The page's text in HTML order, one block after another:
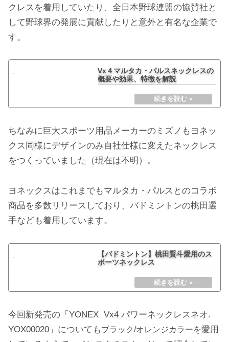
クレスを着用していたり、全日本野球連盟の協賛社と
して野球界の発展に貢献したりと意外と有名な企業で
す。
Vx４マルタカ・パルスネックレスの
概要や効果、特徴を解説
ちなみに巨大スポーツ用品メーカーのミズノもヨネッ
クス同様にデザインのみ自社仕様に変えたネックレス
をつくっていました（現在は不明）。
ヨネックスはこれまでもマルタカ・パルスとのコラボ
商品を多数リリースしており、バドミントンの桃田選
手なども着用しています。
【バドミントン】桃田賢斗愛用のス
ポーツネックレス
今回新発売の「YONEX Vx4 パワーネックレスネオ.
YOX00020」についてもブラック/オレンジカラーを愛用